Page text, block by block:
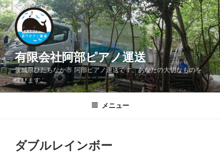
コ
ン
テ
ン
ツ
へ
ス
キ
有限会社阿部ピアノ運送
茨城県ひたちなか市 阿部ピアノ運送です。あなたの大切なものを
運びます。
メニュー
ダブルレインボー